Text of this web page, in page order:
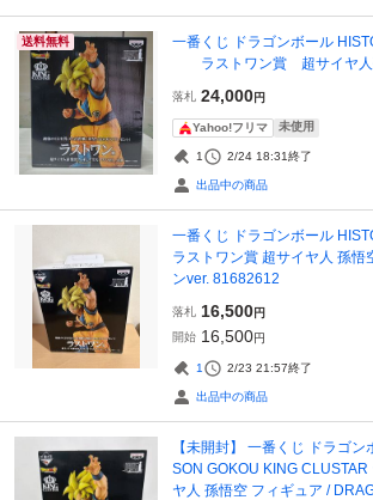
送料無料
一番くじ ドラゴンボール
ラストワン賞 超サイヤ人
落札 24,000円
Yahoo!フリマ 未使用
1 2/24 18:31終了
出品中の商品
一番くじ ドラゴンボール
ラストワン賞 超サイヤ人 孫悟
ンver. 81682612
落札 16,500円
開始 16,500円
1 2/23 21:57終了
出品中の商品
【未開封】 一番くじ ドラゴ
SON GOKOU KING CLUSTAR
ヤ人 孫悟空 フィギュア /